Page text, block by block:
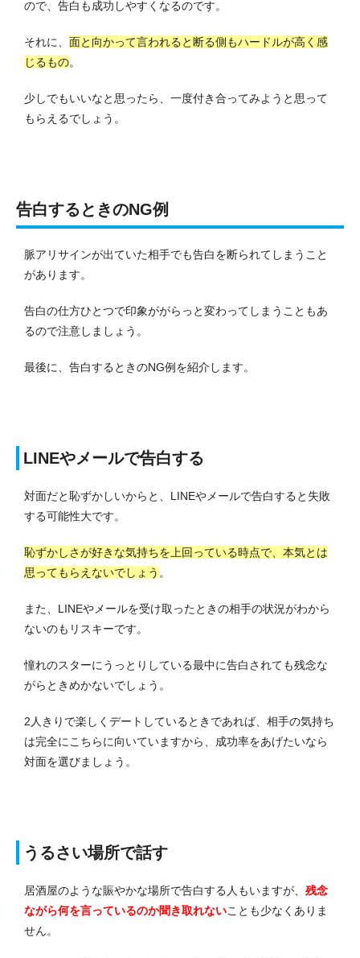
ので、告白も成功しやすくなるのです。
それに、 面と向かって言われると断る側もハードルが高く感
じるもの。
少しでもいいなと思ったら、一度付き合ってみようと思って
もらえるでしょう。
告白するときのNG例
脈アリサインが出ていた相手でも告白を断られてしまうこと
があります。
告白の仕方ひとつで印象ががらっと変わってしまうこともあ
るので注意しましょう。
最後に、告白するときのNG例を紹介します。
LINEやメールで告白する
対面だと恥ずかしいからと、LINEやメールで告白すると失敗
する可能性大です。
恥ずかしさが好きな気持ちを上回っている時点で、本気とは
思ってもらえないでしょう 。
また、LINEやメールを受け取ったときの相手の状況がわから
ないのもリスキーです。
憧れのスターにうっとりしている最中に告白されても残念な
がらときめかないでしょう。
2人きりで楽しくデートしているときであれば、相手の気持ち
は完全にこちらに向いていますから、成功率をあげたいなら
対面を選びましょう。
うるさい場所で話す
居酒屋のような賑やかな場所で告白する人もいますが、 残念
ながら何を言っているのか聞き取れないことも少なくありま
せん。